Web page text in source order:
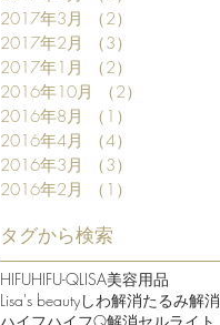
2017年3月
（2）
2017年2月
（3）
2017年1月
（2）
2016年10月
（2）
2016年8月
（1）
2016年4月
（4）
2016年3月
（3）
2016年2月
（1）
タグから検索
HIFUHIFU-QLISA美容用品
Lisa's beautyしわ解消たるみ解消